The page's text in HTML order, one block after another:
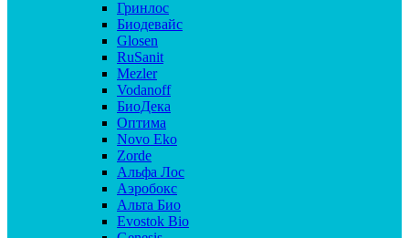
Гринлос
Биодевайс
Glosen
RuSanit
Mezler
Vodanoff
БиоДека
Оптима
Novo Eko
Zorde
Альфа Лос
Аэробокс
Альта Био
Evostok Bio